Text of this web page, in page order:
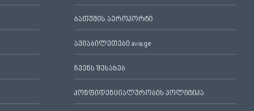
ბათუმის აეროპორტი
ავიაბილეთები avia.ge
ჩვენს შესახებ
კონფიდენციალურობის პოლიტიკა